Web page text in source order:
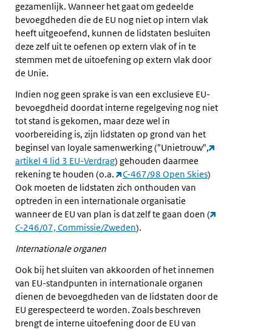
gezamenlijk. Wanneer het gaat om gedeelde
bevoegdheden die de EU nog niet op intern vlak
heeft uitgeoefend, kunnen de lidstaten besluiten
deze zelf uit te oefenen op extern vlak of in te
stemmen met de uitoefening op extern vlak door
de Unie.
Indien nog geen sprake is van een exclusieve EU-
bevoegdheid doordat interne regelgeving nog niet
tot stand is gekomen, maar deze wel in
voorbereiding is, zijn lidstaten op grond van het
beginsel van loyale samenwerking ("Unietrouw",
artikel 4 lid 3 EU-Verdrag) gehouden daarmee
rekening te houden (o.a.
C-467/98 Open Skies)
Ook moeten de lidstaten zich onthouden van
optreden in een internationale organisatie
wanneer de EU van plan is dat zelf te gaan doen (
C-246/07, Commissie/Zweden).
Internationale organen
Ook bij het sluiten van akkoorden of het innemen
van EU-standpunten in internationale organen
dienen de bevoegdheden van de lidstaten door de
EU gerespecteerd te worden. Zoals beschreven
brengt de interne uitoefening door de EU van